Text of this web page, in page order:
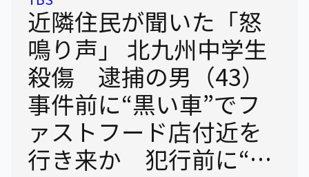
近隣住民が聞いた「怒
鳴り声」 北九州中学生
殺傷 逮捕の男（43）
事件前に“黒い車”でフ
ァストフード店付近を
行き来か 犯行前に“様